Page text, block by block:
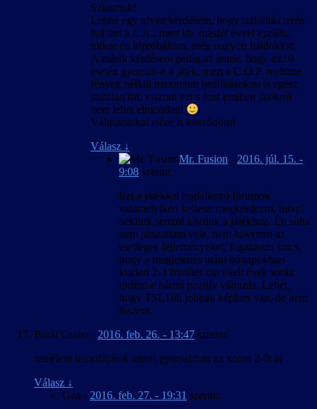
Sziasztok!
Lenne egy olyan kérdésem, hogy stabilitás terén
hol tart a L.A., mert kb. másfél évvel ezelőtt,
mikor én kipróbáltam, még nagyon haldoklott.
A másik kérdésem pedig az lenne, hogy dx10
esetén gyorsult-e a játék, mert a C.O.P. realtime
fények nélkül maximum beállításokon is egész
stabilan fut, viszont ezt a fent említett játékról
nem lehet elmondani
Válaszotokat előre is köszönöm!
Válasz ↓
Mr. Fusion - 2016. júl. 15. -
9:08 szerint:
Ezt a játékkal foglalkozó fórumok
valamelyikén kellene megkérdezni, mivel
nekünk semmi közünk a játékhoz. Én soha
nem játszottam vele, nem követem az
esetleges fejleményeket, fogalmam sincs,
hogy a megjelenés utáni hónapokban
kiadott 2-3 frissítés óta eltelt évek során
történt-e bármi pozitív változás. Lehet,
hogy TSL16b jobban képben van, de nem
hiszem.
Barát Csaba - 2016. feb. 26. - 13:47 szerint:
remélem lefordítjátok minél gyorsabban az xcom 2-őt is
Válasz ↓
Gza - 2016. feb. 27. - 19:31 szerint: